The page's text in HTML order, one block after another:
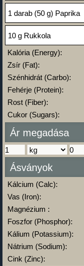
1 darab (50 g) Paprika
10 g Rukkola
Kalória (Energy):
Zsír (Fat):
Szénhidrát (Carbo):
Fehérje (Protein):
Rost (Fiber):
Cukor (Sugars):
Ár megadása
Ásványok
Kálcium (Calc):
Vas (Iron):
Magnézium :
Foszfor (Phosphor):
Kálium (Potassium):
Nátrium (Sodium):
Cink (Zinc):